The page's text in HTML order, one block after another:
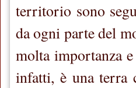
territorio sono
da ogni parte del
molta importanza
infatti, è una terra